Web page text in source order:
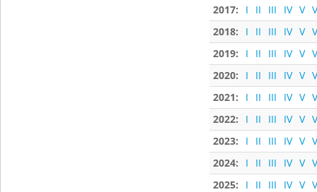
2017:
I II III IV V
2018:
I II III IV V
2019:
I II III IV V
2020:
I II III IV V
2021:
I II III IV V
2022:
I II III IV V
2023:
I II III IV V
2024:
I II III IV V
2025:
I II III IV V